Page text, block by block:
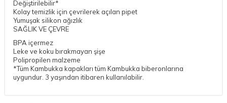
Değiştirilebilir*
Kolay temizlik için çevrilerek açılan pipet
Yumuşak silikon ağızlık
SAĞLIK VE ÇEVRE
BPA içermez
Leke ve koku bırakmayan şişe
Polipropilen malzeme
*Tüm Kambukka kapakları tüm Kambukka biberonlarına
uygundur. 3 yaşından itibaren kullanılabilir.